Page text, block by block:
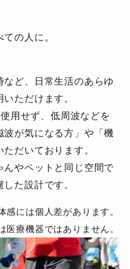
の人に。
ど、日常生活のあらゆ
ただけます。
用せず、低周波などを
が気になる方」や「機
だいております。
んやペットと同じ空間で
た設計です。
感には個人差があります。
医療機器ではありません。